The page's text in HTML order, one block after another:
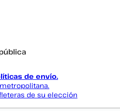
de envío.
de su elección